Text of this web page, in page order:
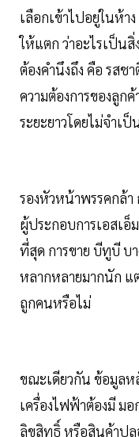
เลือกเข้าไปอยู่ในห้า
ให้แตก ว่าอะไรเป็น
ต้องคำนึงถึง คือ รสช
ความต้องการของลูก
ระยะยาวโดยไม่จำเ
รองหัวหน้าพรรคกล้า
ผู้ประกอบการเอสเอ็
ที่สุด การขาย บีทูบี บา
หลากหลายมากนัก แ
ถูกคนหรือไม่
ขณะเดียวกัน ข้อมูลห
เครื่องไฟฟ้าต้องมี ม
ลิขสิทธิ์ หรือสินค้าปล